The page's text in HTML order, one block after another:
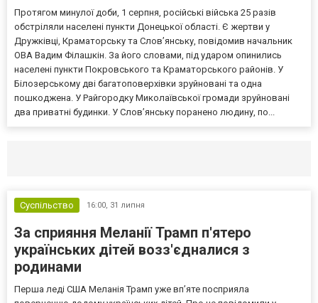
Протягом минулої доби, 1 серпня, російські війська 25 разів
обстріляли населені пункти Донецької області. Є жертви у
Дружківці, Краматорську та Слов’янську, повідомив начальник
ОВА Вадим Філашкін. За його словами, під ударом опинились
населені пункти Покровського та Краматорського районів. У
Білозерському дві багатоповерхівки зруйновані та одна
пошкоджена. У Райгородку Миколаївської громади зруйновані
два приватні будинки. У Слов’янську поранено людину, по...
Суспільство 16:00, 31 липня
За сприяння Меланії Трамп п'ятеро
українських дітей возз'єдналися з
родинами
Перша леді США Меланія Трамп уже впʼяте посприяла